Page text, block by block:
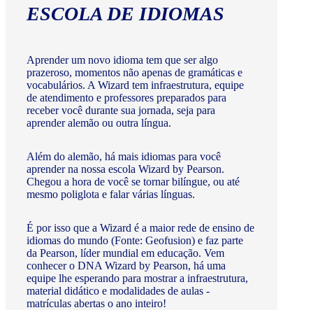
ESCOLA DE IDIOMAS
Aprender um novo idioma tem que ser algo
prazeroso, momentos não apenas de gramáticas e
vocabulários. A Wizard tem infraestrutura, equipe
de atendimento e professores preparados para
receber você durante sua jornada, seja para
aprender alemão ou outra língua.
Além do alemão, há mais idiomas para você
aprender na nossa escola Wizard by Pearson.
Chegou a hora de você se tornar bilíngue, ou até
mesmo poliglota e falar várias línguas.
É por isso que a Wizard é a maior rede de ensino de
idiomas do mundo (Fonte: Geofusion) e faz parte
da Pearson, líder mundial em educação. Vem
conhecer o DNA Wizard by Pearson, há uma
equipe lhe esperando para mostrar a infraestrutura,
material didático e modalidades de aulas -
matrículas abertas o ano inteiro!